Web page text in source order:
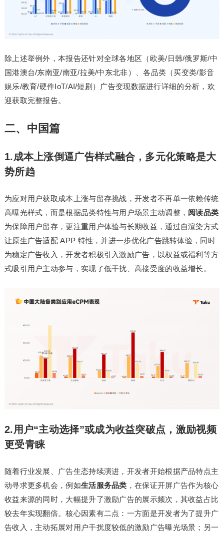
除上述举例外，本报告还针对全球各地区（欧美/日韩/俄罗斯/中
国港澳台/东南亚/南亚/拉美/中东北非）、各品类（买变类/影音
娱乐/教育/硬件IoT/AI/短剧）广告变现数据进行详细的分析，欢
迎获取完整报告。
二、中国篇
1.成本上涨倒逼广告样式融合，多元化策略是大
势所趋
为应对用户获取成本上涨与留存挑战，开发者不再单一依赖传统
高曝光样式，而是根据品类特性与用户场景主动调整， 阅读品类
为保障用户留存，更注重用户体验与长期收益，通过自渲染方式
让原生广告适配 APP 特性，并进一步优化广告跳转体验，同时
为稳定广告收入，开发者积极引入激励广告，以权益或福利等方
式吸引用户主动参与，实现了低干扰、高接受度的收益增长。
2.用户“主动选择”或成为收益突破点，激励视频
更受青睐
随着行业发展、广告生态持续演进，开发者开始根据产品特点主
动寻求更多机会，例如生活服务品类 ，在保证开屏广告作为核心
收益来源的同时，大幅提升了激励广告的展示频次，其收益占比
较去年实现翻倍。核心因素有二点：一方面是开发者为了提升广
告收入，主动拓展对用户干扰度较低的激励广告曝光场景；另一